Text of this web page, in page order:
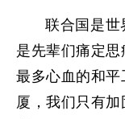
联合国是世
是先辈们痛定
最多心血的和
厦，我们只有